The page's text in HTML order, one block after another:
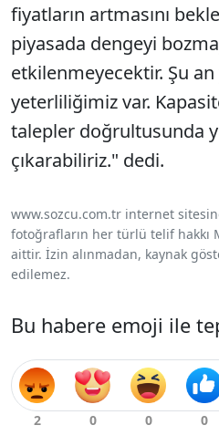
fiyatların artmasını
piyasada dengeyi
etkilenmeyecektir. Şu an
yeterliliğimiz var.
talepler doğrultusunda
çıkarabiliriz." dedi.
www.sozcu.com.tr internet
fotoğrafların her türlü telif hakkı
aittir. İzin alınmadan, kaynak
edilemez.
Bu habere emoji ile